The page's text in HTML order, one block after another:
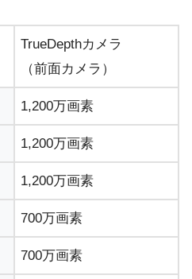
TrueDepthカメラ
（前面カメラ）
1,200万画素
1,200万画素
1,200万画素
700万画素
700万画素